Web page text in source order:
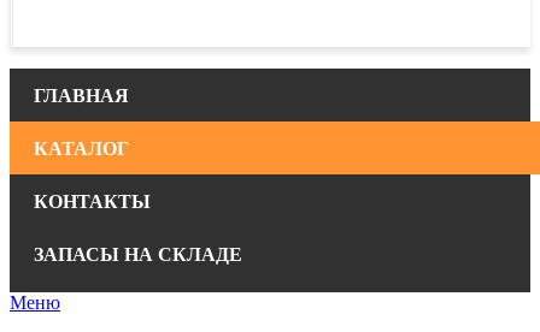
ГЛАВНАЯ
КАТАЛОГ
КОНТАКТЫ
ЗАПАСЫ НА СКЛАДЕ
Меню